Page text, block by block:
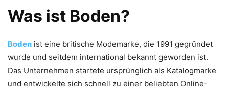
Was ist Boden?
Boden ist eine britische Modemarke, die 1991 gegründet
wurde und seitdem international bekannt geworden ist.
Das Unternehmen startete ursprünglich als Katalogmarke
und entwickelte sich schnell zu einer beliebten Online-